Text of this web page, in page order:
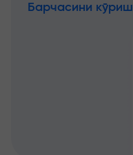
Барчасини кўриш